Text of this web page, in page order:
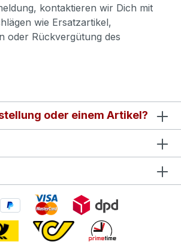
kontaktieren wir Dich mit
wie Ersatzartikel,
oder Rückvergütung des
oder einem Artikel?